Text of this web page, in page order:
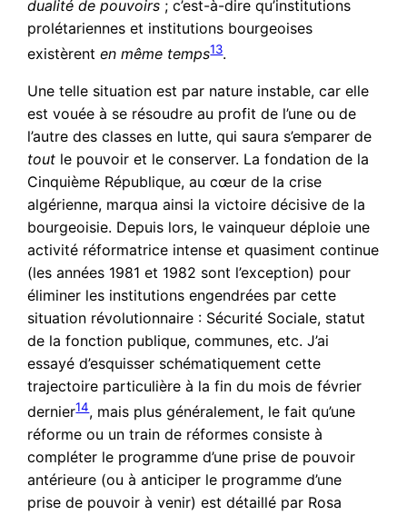
dualité de pouvoirs ; c’est-à-dire qu’institutions
prolétariennes et institutions bourgeoises
existèrenten même temps13.
Une telle situation est par nature instable, car elle
est vouée à se résoudre au profit de l’une ou de
l’autre des classes en lutte, qui saura s’emparer de
tout le pouvoir et le conserver. La fondation de la
Cinquième République, au cœur de la crise
algérienne, marqua ainsi la victoire décisive de la
bourgeoisie. Depuis lors, le vainqueur déploie une
activité réformatrice intense et quasiment continue
(les années 1981 et 1982 sont l’exception) pour
éliminer les institutions engendrées par cette
situation révolutionnaire : Sécurité Sociale, statut
de la fonction publique, communes, etc. J’ai
essayé d’esquisser schématiquement cette
trajectoire particulière à la fin du mois de février
dernier14, mais plus généralement, le fait qu’une
réforme ou un train de réformes consiste à
compléter le programme d’une prise de pouvoir
antérieure (ou à anticiper le programme d’une
prise de pouvoir à venir) est détaillé par Rosa